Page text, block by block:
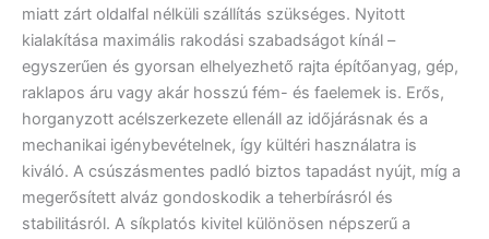
miatt zárt oldalfal nélküli szállítás szükséges. Nyitott
kialakítása maximális rakodási szabadságot kínál –
egyszerűen és gyorsan elhelyezhető rajta építőanyag, gép,
raklapos áru vagy akár hosszú fém- és faelemek is. Erős,
horganyzott acélszerkezete ellenáll az időjárásnak és a
mechanikai igénybevételnek, így kültéri használatra is
kiváló. A csúszásmentes padló biztos tapadást nyújt, míg a
megerősített alváz gondoskodik a teherbírásról és
stabilitásról. A síkplatós kivitel különösen népszerű a